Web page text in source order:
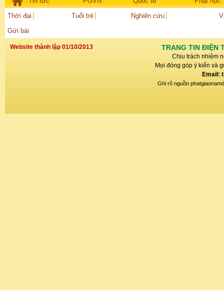
Thời đại
Tuổi trẻ Nghiên cứu
Gửi bài
Website thành lập 01/10/2013 TRANG TIN ĐIỆN
Chịu trách nhiệm
Mọi đóng góp ý kiến và
Email:
Ghi rõ nguồn